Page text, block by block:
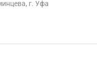
, г. Уфа